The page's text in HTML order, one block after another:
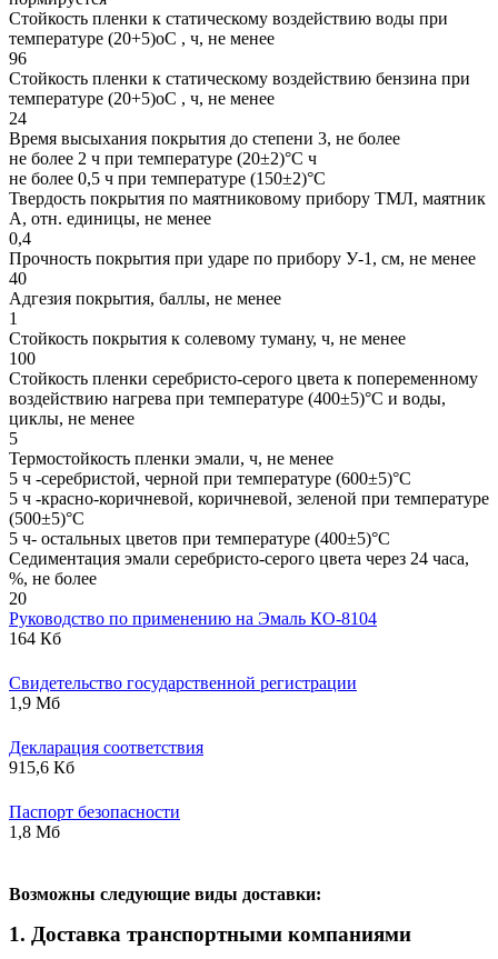
Стойкость пленки к статическому воздействию воды при
температуре (20+5)оС , ч, не менее
96
Стойкость пленки к статическому воздействию бензина при
температуре (20+5)оС , ч, не менее
24
Время высыхания покрытия до степени 3, не более
не более 2 ч при температуре (20±2)°С ч
не более 0,5 ч при температуре (150±2)°С
Твердость покрытия по маятниковому прибору ТМЛ, маятник
А, отн. единицы, не менее
0,4
Прочность покрытия при ударе по прибору У-1, см, не менее
40
Адгезия покрытия, баллы, не менее
1
Стойкость покрытия к солевому туману, ч, не менее
100
Стойкость пленки серебристо-серого цвета к попеременному
воздействию нагрева при температуре (400±5)°С и воды,
циклы, не менее
5
Термостойкость пленки эмали, ч, не менее
5 ч -серебристой, черной при температуре (600±5)°С
5 ч -красно-коричневой, коричневой, зеленой при температуре
(500±5)°С
5 ч- остальных цветов при температуре (400±5)°С
Седиментация эмали серебристо-серого цвета через 24 часа,
%, не более
20
Руководство по применению на Эмаль КО-8104
164 Кб
Свидетельство государственной регистрации
1,9 Мб
Декларация соответствия
915,6 Кб
Паспорт безопасности
1,8 Мб
Возможны следующие виды доставки:
1. Доставка транспортными компаниями